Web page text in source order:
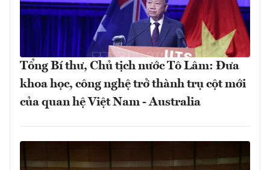
Tổng Bí thư, Chủ tịch nước Tô Lâm: Đưa
khoa học, công nghệ trở thành trụ cột mới
của quan hệ Việt Nam - Australia